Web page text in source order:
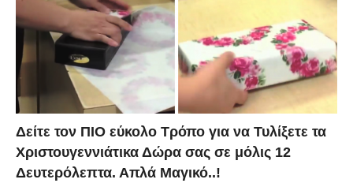
Δείτε τον ΠΙΟ εύκολο Τρόπο για να Τυλίξετε τα
Χριστουγεννιάτικα Δώρα σας σε μόλις 12
Δευτερόλεπτα. Απλά Μαγικό..!